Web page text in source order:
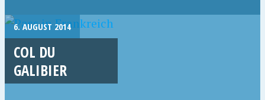
6. AUGUST 2014
COL DU
GALIBIER